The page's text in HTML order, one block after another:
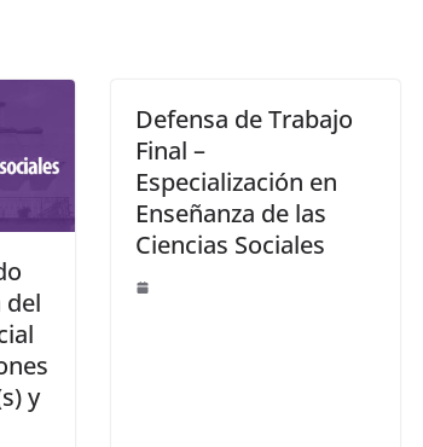
del
y
Defensa de Trabajo
Final –
Especialización en
Enseñanza de las
Ciencias Sociales